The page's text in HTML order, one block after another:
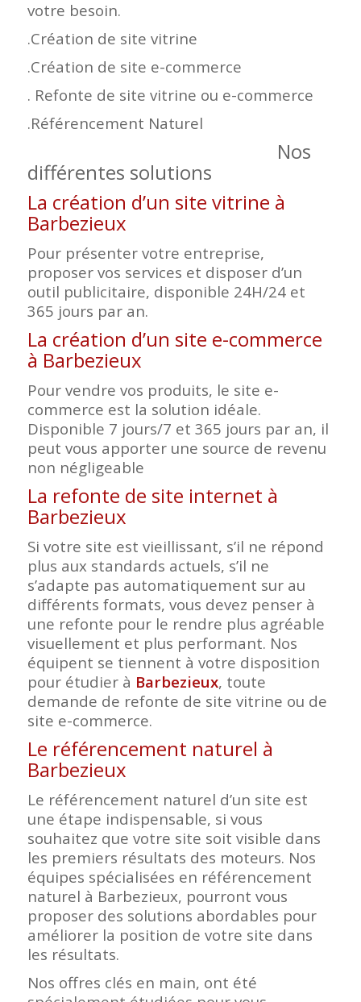
votre besoin.
.Création de site vitrine
.Création de site e-commerce
. Refonte de site vitrine ou e-commerce
.Référencement Naturel
Nos
différentes solutions
La création d’un site vitrine à
Barbezieux
Pour présenter votre entreprise,
proposer vos services et disposer d’un
outil publicitaire, disponible 24H/24 et
365 jours par an.
La création d’un site e-commerce
à Barbezieux
Pour vendre vos produits, le site e-
commerce est la solution idéale.
Disponible 7 jours/7 et 365 jours par an, il
peut vous apporter une source de revenu
non négligeable
La refonte de site internet à
Barbezieux
Si votre site est vieillissant, s’il ne répond
plus aux standards actuels, s’il ne
s’adapte pas automatiquement sur au
différents formats, vous devez penser à
une refonte pour le rendre plus agréable
visuellement et plus performant. Nos
équipent se tiennent à votre disposition
pour étudier à Barbezieux, toute
demande de refonte de site vitrine ou de
site e-commerce.
Le référencement naturel à
Barbezieux
Le référencement naturel d’un site est
une étape indispensable, si vous
souhaitez que votre site soit visible dans
les premiers résultats des moteurs. Nos
équipes spécialisées en référencement
naturel à Barbezieux, pourront vous
proposer des solutions abordables pour
améliorer la position de votre site dans
les résultats.
Nos offres clés en main, ont été